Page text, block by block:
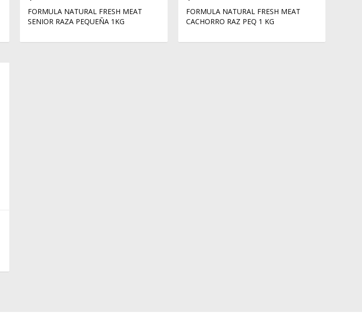
FORMULA NATURAL FRESH MEAT
SENIOR RAZA PEQUEÑA 1KG
FORMULA NATURAL FRESH MEAT
CACHORRO RAZ PEQ 1 KG